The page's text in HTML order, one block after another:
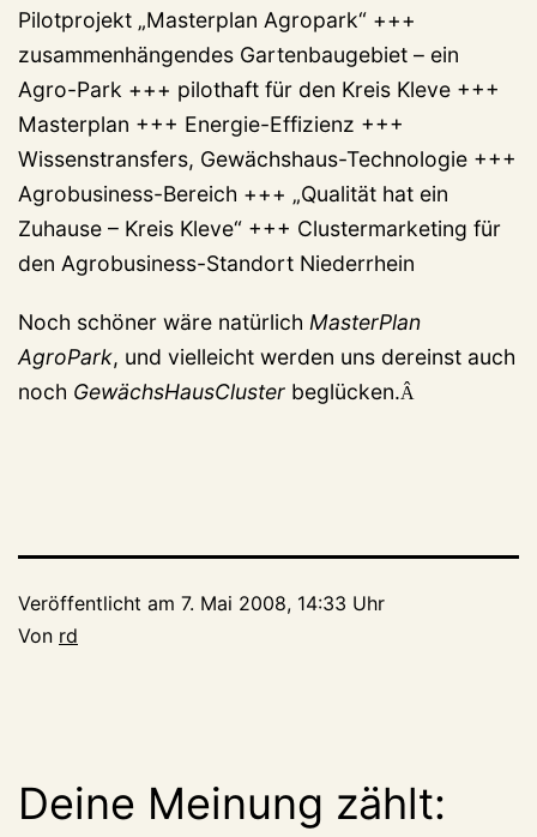
Pilotprojekt „Masterplan Agropark“ +++
zusammenhängendes Gartenbaugebiet – ein
Agro-Park +++ pilothaft für den Kreis Kleve +++
Masterplan +++ Energie-Effizienz +++
Wissenstransfers, Gewächshaus-Technologie +++
Agrobusiness-Bereich +++ „Qualität hat ein
Zuhause – Kreis Kleve“ +++ Clustermarketing für
den Agrobusiness-Standort Niederrhein
Noch schöner wäre natürlich MasterPlan
AgroPark, und vielleicht werden uns dereinst auch
noch GewächsHausCluster beglücken.Â
Veröffentlicht am 7. Mai 2008, 14:33 Uhr
Von rd
Deine Meinung zählt: